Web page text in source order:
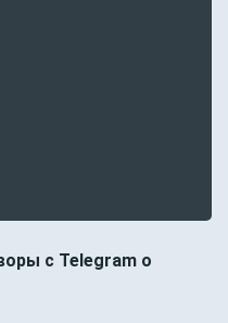
с Telegram о